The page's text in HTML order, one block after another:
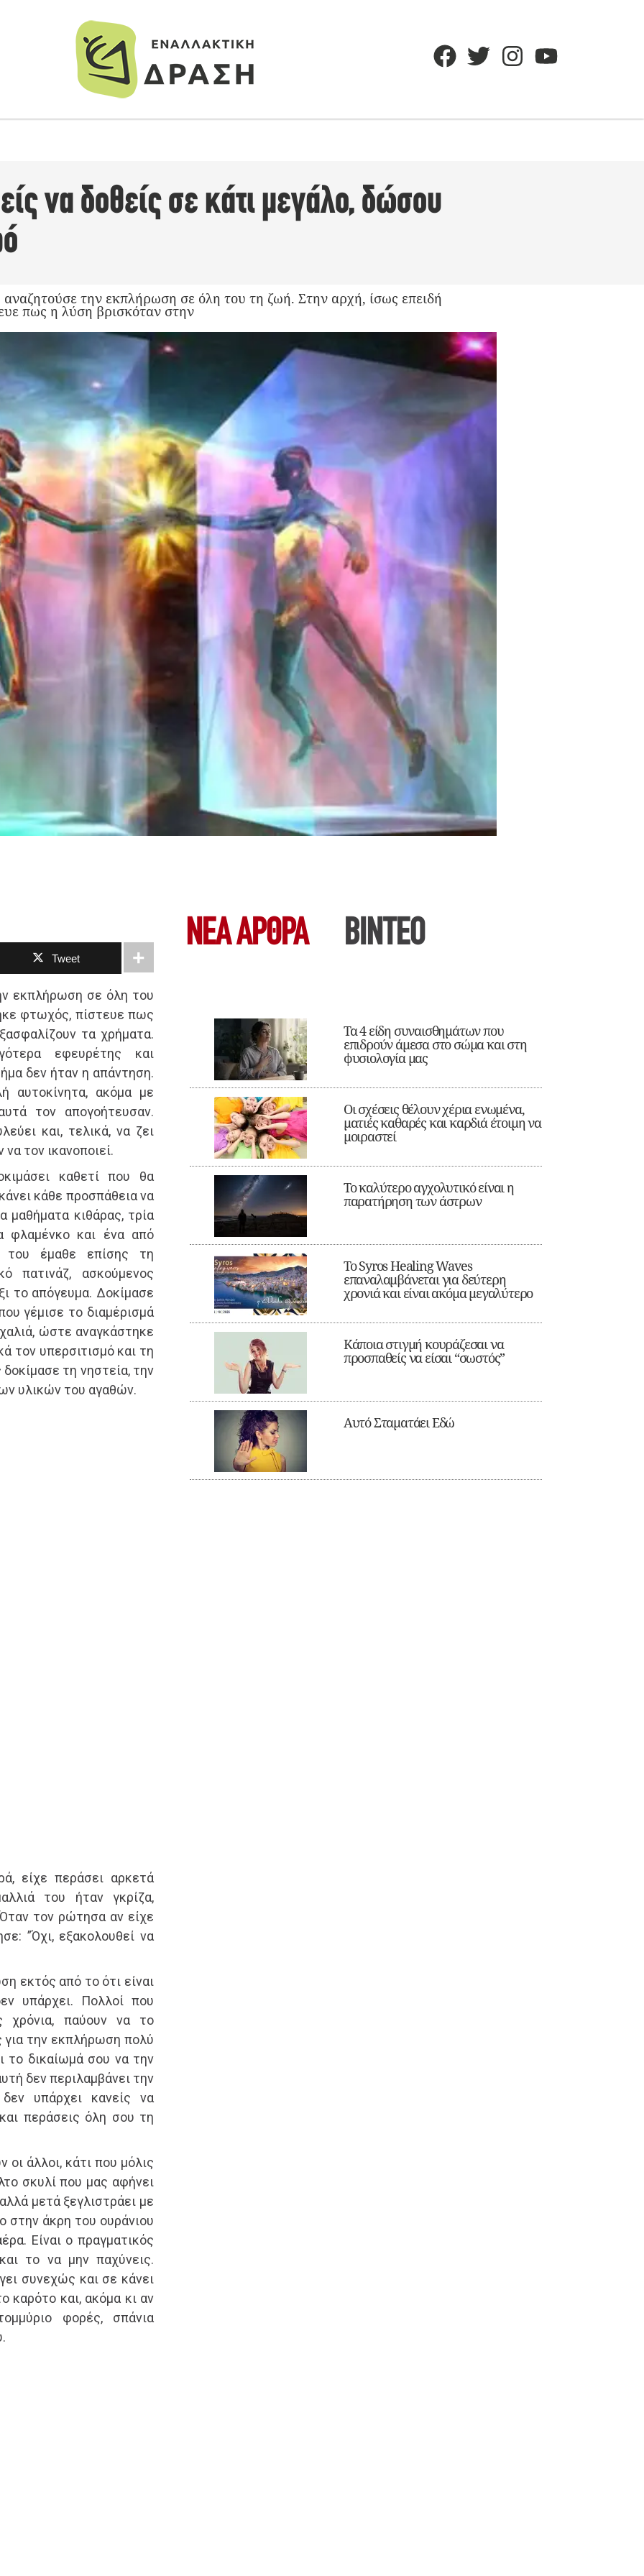
να δοθείς σε κάτι μεγάλο, δώσου
την εκπλήρωση σε όλη του τη ζωή. Στην αρχή, ίσως επειδή
πως η λύση βρισκόταν στην
Tweet
εκπλήρωση σε όλη του
φτωχός, πίστευε πως
τα χρήματα.
εφευρέτης και
δεν ήταν η απάντηση.
αυτοκίνητα, ακόμα με
τον απογοήτευσαν.
και, τελικά, να ζει
τον ικανοποιεί.
καθετί που θα
κάθε προσπάθεια να
μαθήματα κιθάρας, τρία
φλαμένκο και ένα από
του έμαθε επίσης τη
πατινάζ, ασκούμενος
το απόγευμα. Δοκίμασε
γέμισε το διαμέρισμά
ώστε αναγκάστηκε
τον υπερσιτισμό και τη
δοκίμασε τη νηστεία, την
υλικών του αγαθών.
είχε περάσει αρκετά
του ήταν γκρίζα,
τον ρώτησα αν είχε
”Όχι, εξακολουθεί να
εκτός από το ότι είναι
υπάρχει. Πολλοί που
χρόνια, παύουν να το
για την εκπλήρωση πολύ
το δικαίωμά σου να την
δεν περιλαμβάνει την
υπάρχει κανείς να
περάσεις όλη σου τη
άλλοι, κάτι που μόλις
σκυλί που μας αφήνει
μετά ξεγλιστράει με
στην άκρη του ουράνιου
Είναι ο πραγματικός
το να μην παχύνεις.
συνεχώς και σε κάνει
καρότο και, ακόμα κι αν
φορές, σπάνια
ΝΕΑ ΆΡΘΡΑ ΒΙΝΤΕΟ
Τα 4 είδη συναισθημάτων που
επιδρούν άμεσα στο σώμα και στη
φυσιολογία μας
Οι σχέσεις θέλουν χέρια ενωμένα,
ματιές καθαρές και καρδιά έτοιμη να
μοιραστεί
Το καλύτερο αγχολυτικό είναι η
παρατήρηση των άστρων
Το Syros Healing Waves
επαναλαμβάνεται για δεύτερη
χρονιά και είναι ακόμα μεγαλύτερο
Κάποια στιγμή κουράζεσαι να
προσπαθείς να είσαι “σωστός”
Αυτό Σταματάει Εδώ